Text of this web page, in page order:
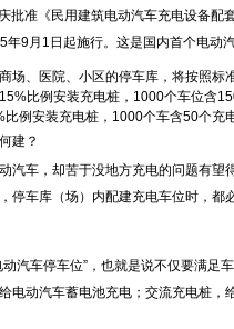
批准《民用建筑电动汽车充电设备
9月1日起施行。这是国内首个电动
场、医院、小区的停车库，将按照
比例安装充电桩，1000个车位含
例安装充电桩，1000个车含50个充
建？
汽车，却苦于没地方充电的问题有望
停车库（场）内配建充电车位时，都
动汽车停车位”，也就是说不仅要满足
电动汽车蓄电池充电；交流充电桩，